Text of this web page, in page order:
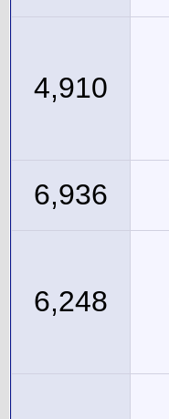
4,910
6,936
6,248